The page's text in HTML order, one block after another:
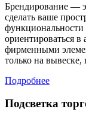
Брендирование —
сделать ваше
ориентироваться
фирменными
только на вывеске,
Подробнее
Подсветка